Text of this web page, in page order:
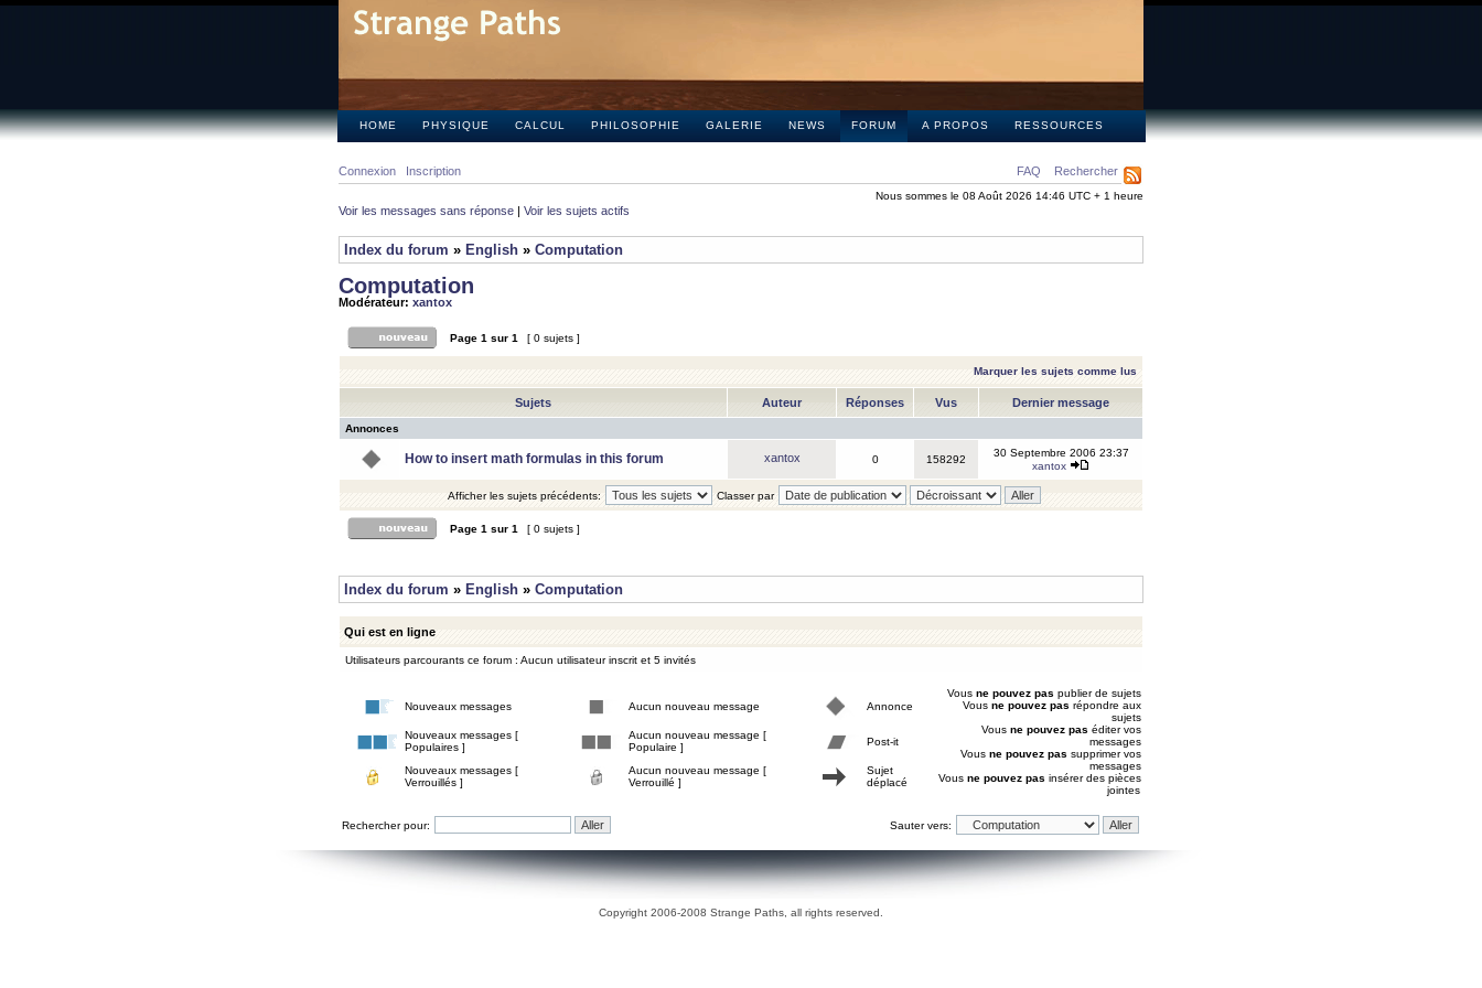
HOME PHYSIQUE CALCUL PHILOSOPHIE GALERIE NEWS FORUM A PROPOS RESSOURCES
FAQ Rechercher
Connexion Inscription
Nous sommes le 08 Août 2026 14:46 UTC + 1 heure
Voir les messages sans réponse | Voir les sujets actifs
Index du forum » English » Computation
Computation
Modérateur: xantox
Page 1 sur 1 [ 0 sujets ]
Marquer les sujets comme lus
Sujets Auteur Réponses Vus Dernier message
Annonces
How to insert math formulas in this forum xantox 0 158292
30 Septembre 2006 23:37
xantox
Afficher les sujets précédents: Classer par
Page 1 sur 1 [ 0 sujets ]
Index du forum » English » Computation
Qui est en ligne
Utilisateurs parcourants ce forum : Aucun utilisateur inscrit et 5 invités
Nouveaux messages Aucun nouveau message Annonce
Nouveaux messages [
Populaires ]
Aucun nouveau message [
Populaire ]
Post-it
Nouveaux messages [
Verrouillés ]
Aucun nouveau message [
Verrouillé ]
Sujet
déplacé
Vous ne pouvez pas publier de sujets
Vous ne pouvez pas répondre aux
sujets
Vous ne pouvez pas éditer vos
messages
Vous ne pouvez pas supprimer vos
messages
Vous ne pouvez pas insérer des pièces
jointes
Rechercher pour: Sauter vers:
Copyright 2006-2008 Strange Paths, all rights reserved.